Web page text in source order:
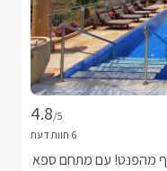
4.8/5
נוף מהפנט! עם מתחם ספא